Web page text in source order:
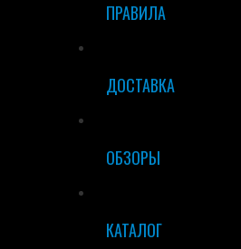
ПРАВИЛА
ДОСТАВКА
ОБЗОРЫ
КАТАЛОГ